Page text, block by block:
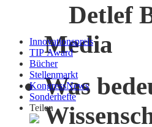
Innovationspreis
TIP Award
Bücher
Stellenmarkt
KongressNews
Sonderhefte
Teilen
Detlef
Media
Was